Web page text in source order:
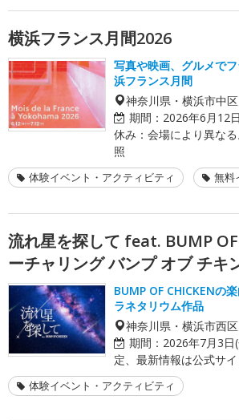
横浜フランス月間2026
写真や映画、グルメで
浜フランス月間
神奈川県・横浜市中区
期間： 2026年6月12
休み：会場により異な
照
体験イベント・アクティビティ 無料
流れ星を探して feat. BUMP
ーチャリング バンプ オブ チキ
BUMP OF CHICKENの
ラネタリウム作品
神奈川県・横浜市西区
期間： 2026年7月3
定、最新情報は公式サ
体験イベント・アクティビティ